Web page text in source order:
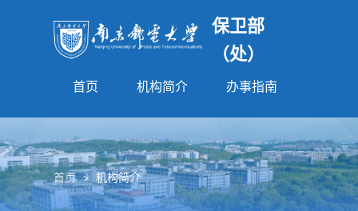
保卫部
（处）
首页 机构简介 办事指南
首页 > 机构简介